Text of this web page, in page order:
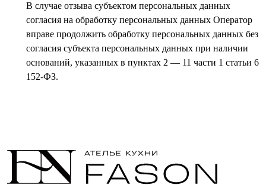
В случае отзыва субъектом персональных данных
согласия на обработку персональных данных Оператор
вправе продолжить обработку персональных данных без
согласия субъекта персональных данных при наличии
оснований, указанных в пунктах 2 — 11 части 1 статьи 6
152-ФЗ.